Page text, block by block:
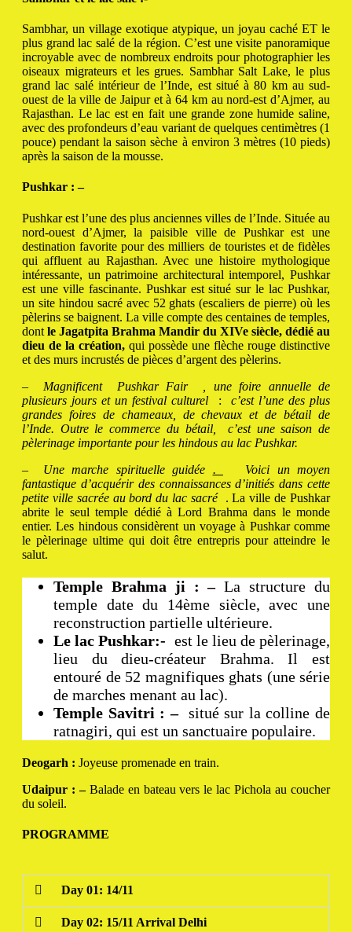
Sambhar, un village exotique atypique, un joyau caché ET le
plus grand lac salé de la région. C’est une visite panoramique
incroyable avec de nombreux endroits pour photographier les
oiseaux migrateurs et les grues. Sambhar Salt Lake, le plus
grand lac salé intérieur de l’Inde, est situé à 80 km au sud-
ouest de la ville de Jaipur et à 64 km au nord-est d’Ajmer, au
Rajasthan. Le lac est en fait une grande zone humide saline,
avec des profondeurs d’eau variant de quelques centimètres (1
pouce) pendant la saison sèche à environ 3 mètres (10 pieds)
après la saison de la mousse.
Pushkar : –
Pushkar est l’une des plus anciennes villes de l’Inde. Située au
nord-ouest d’Ajmer, la paisible ville de Pushkar est une
destination favorite pour des milliers de touristes et de fidèles
qui affluent au Rajasthan. Avec une histoire mythologique
intéressante, un patrimoine architectural intemporel, Pushkar
est une ville fascinante. Pushkar est situé sur le lac Pushkar,
un site hindou sacré avec 52 ghats (escaliers de pierre) où les
pèlerins se baignent. La ville compte des centaines de temples,
dont le Jagatpita Brahma Mandir du XIVe siècle, dédié au
dieu de la création, qui possède une flèche rouge distinctive
et des murs incrustés de pièces d’argent des pèlerins.
– Magnificent Pushkar Fair
, une foire annuelle de
plusieurs jours et un festival culturel : c’est l’une des plus
grandes foires de chameaux, de chevaux et de bétail de
l’Inde. Outre le commerce du bétail,
c’est une saison de
pèlerinage importante pour les hindous au lac Pushkar.
– Une marche spirituelle guidée .
Voici un moyen
fantastique d’acquérir des connaissances d’initiés dans cette
petite ville sacrée au bord du lac sacré.La ville de Pushkar
abrite le seul temple dédié à Lord Brahma dans le monde
entier.Les hindous considèrent un voyage à Pushkar comme
le pèlerinage ultime qui doit être entrepris pour atteindre le
salut.
Temple Brahma ji : –La structure du
temple date du 14ème siècle, avec une
reconstruction partielle ultérieure.
Le lac Pushkar:- est le lieu de pèlerinage,
lieu du dieu-créateur Brahma.Il est
entouré de 52 magnifiques ghats (une série
de marches menant au lac).
Temple Savitri : –situé sur la colline de
ratnagiri, qui est un sanctuaire populaire.
Deogarh : Joyeuse promenade en train.
Udaipur : –Balade en bateau vers le lac Pichola au coucher
du soleil.
PROGRAMME
Day 01: 14/11
Day 02: 15/11 Arrival Delhi